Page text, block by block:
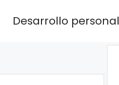
Desarrollo personal